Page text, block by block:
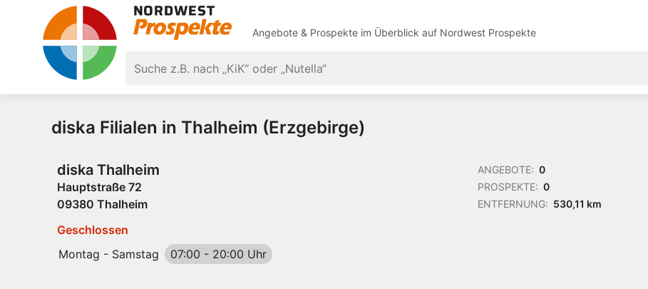
Angebote & Prospekte im Überblick auf Nordwest Prospekte
diska Filialen in Thalheim (Erzgebirge)
diska Thalheim
Hauptstraße 72
09380 Thalheim
ANGEBOTE: 0
PROSPEKTE: 0
ENTFERNUNG: 530,11 km
Geschlossen
Montag - Samstag
07:00 - 20:00 Uhr